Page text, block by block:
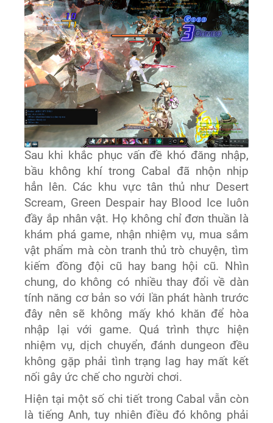
Sau khi khắc phục vấn đề khó đăng nhập,
bầu không khí trong Cabal đã nhộn nhịp
hẳn lên. Các khu vực tân thủ như Desert
Scream, Green Despair hay Blood Ice luôn
đầy ắp nhân vật. Họ không chỉ đơn thuần là
khám phá game, nhận nhiệm vụ, mua sắm
vật phẩm mà còn tranh thủ trò chuyện, tìm
kiếm đồng đội cũ hay bang hội cũ. Nhìn
chung, do không có nhiều thay đổi về dàn
tính năng cơ bản so với lần phát hành trước
đây nên sẽ không mấy khó khăn để hòa
nhập lại với game. Quá trình thực hiện
nhiệm vụ, dịch chuyển, đánh dungeon đều
không gặp phải tình trạng lag hay mất kết
nối gây ức chế cho người chơi.
Hiện tại một số chi tiết trong Cabal vẫn còn
là tiếng Anh, tuy nhiên điều đó không phải